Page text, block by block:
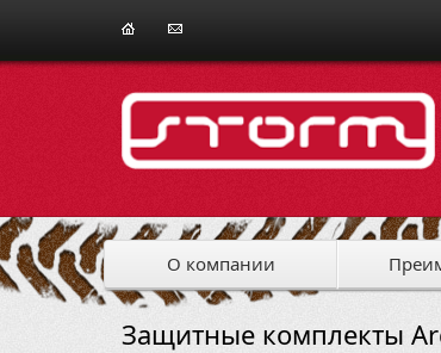
О компании
Защитные комплекты